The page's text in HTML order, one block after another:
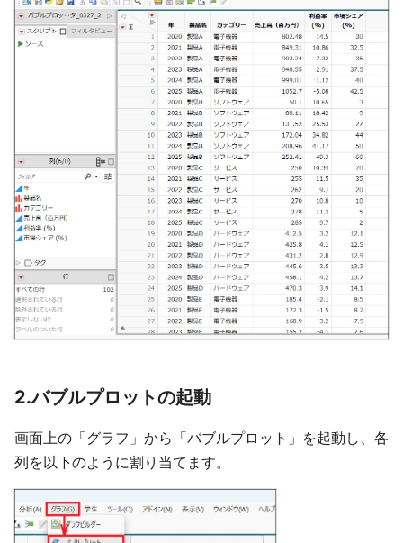
2.バブルプロットの起動
画面上の「グラフ」から「バブルプロット」を起動し、各
列を以下のように割り当てます。